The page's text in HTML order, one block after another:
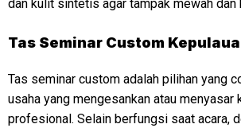
dan kulit sintetis agar tampak mewah dan
Tas Seminar Custom
Tas seminar custom adalah pilihan yang
usaha yang mengesankan atau menyasar
profesional. Selain berfungsi saat acara,